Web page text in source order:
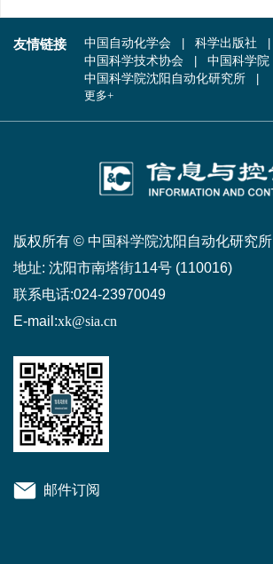
友情链接 中国自动化学会
科学出版社
中国科学技术协会
中国科学院
中国科学院沈阳自动化研究所
更多+
版权所有 © 中国科学院沈阳自动化研究所
地址: 沈阳市南塔街114号 (110016)
联系电话:024-23970049
E-mail:xk@sia.cn
邮件订阅